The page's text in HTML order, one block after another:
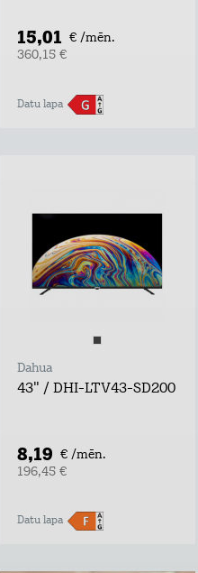
15,01 € /mēn.
360,15 €
Datu lapa
Dahua
43" / DHI-LTV43-SD200
8,19 € /mēn.
196,45 €
Datu lapa